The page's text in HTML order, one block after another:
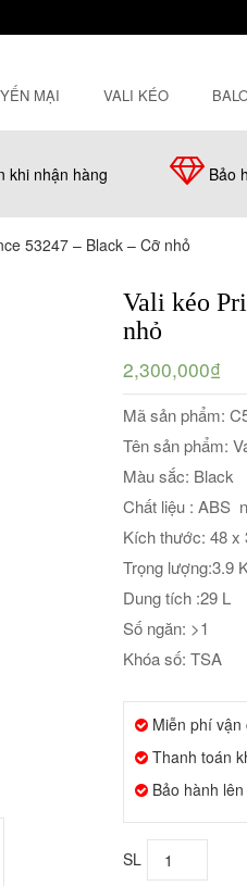
MẠI VALI KÉO
khi nhận hàng Bảo
53247 – Black – Cỡ nhỏ
Vali kéo
nhỏ
2,300,000₫
Mã sản phẩm:
Tên sản phẩm:
Màu sắc: Black
Chất liệu : ABS
Kích thước: 48 x
Trọng lượng:3.9
Dung tích :29 L
Số ngăn: >1
Khóa số: TSA
Miễn phí vận
Thanh toán
Bảo hành lên
SL